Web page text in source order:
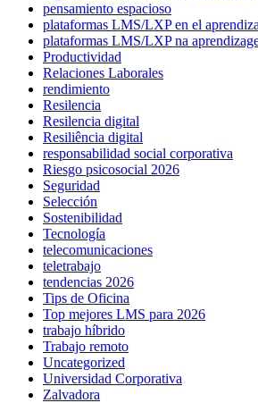
pensamiento espacioso
plataformas LMS/LXP en el
plataformas LMS/LXP na
Productividad
Relaciones Laborales
rendimiento
Resilencia
Resilencia digital
Resiliência digital
responsabilidad social corporativa
Riesgo psicosocial 2026
Seguridad
Selección
Sostenibilidad
Tecnología
telecomunicaciones
teletrabajo
tendencias 2026
Tips de Oficina
Top mejores LMS para 2026
trabajo híbrido
Trabajo remoto
Uncategorized
Universidad Corporativa
Zalvadora